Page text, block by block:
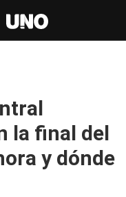
la final del
y dónde